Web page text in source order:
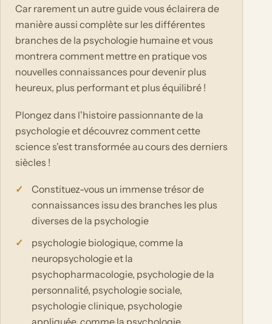
Car rarement un autre guide vous éclairera de
manière aussi complète sur les différentes
branches de la psychologie humaine et vous
montrera comment mettre en pratique vos
nouvelles connaissances pour devenir plus
heureux, plus performant et plus équilibré !
Plongez dans l'histoire passionnante de la
psychologie et découvrez comment cette
science s'est transformée au cours des derniers
siècles !
Constituez-vous un immense trésor de
connaissances issu des branches les plus
diverses de la psychologie
psychologie biologique, comme la
neuropsychologie et la
psychopharmacologie, psychologie de la
personnalité, psychologie sociale,
psychologie clinique, psychologie
appliquée, comme la psychologie